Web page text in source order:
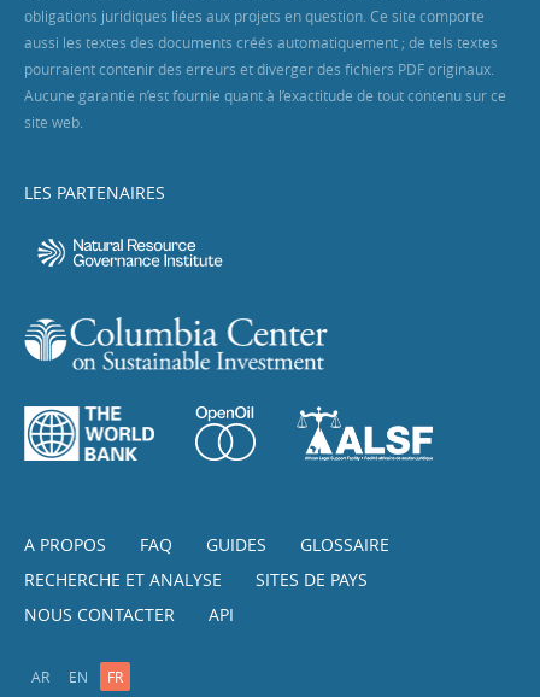
obligations juridiques liées aux projets en question. Ce site comporte
aussi les textes des documents créés automatiquement ; de tels textes
pourraient contenir des erreurs et diverger des fichiers PDF originaux.
Aucune garantie n’est fournie quant à l’exactitude de tout contenu sur ce
site web.
LES PARTENAIRES
A PROPOS FAQ GUIDES
GLOSSAIRE
RECHERCHE ET ANALYSE
SITES DE PAYS
NOUS CONTACTER
API
AR EN FR